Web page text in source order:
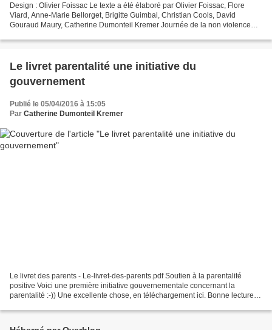
Design : Olivier Foissac Le texte a été élaboré par Olivier Foissac, Flore
Viard, Anne-Marie Bellorget, Brigitte Guimbal, Christian Cools, David
Gouraud Maury, Catherine Dumonteil Kremer Journée de la non violence
Le livret parentalité une initiative du
gouvernement
Publié le 05/04/2016 à 15:05
Par Catherine Dumonteil Kremer
Le livret des parents - Le-livret-des-parents.pdf Soutien à la parentalité
positive Voici une première initiative gouvernementale concernant la
parentalité :-)) Une excellente chose, en téléchargement ici. Bonne lecture